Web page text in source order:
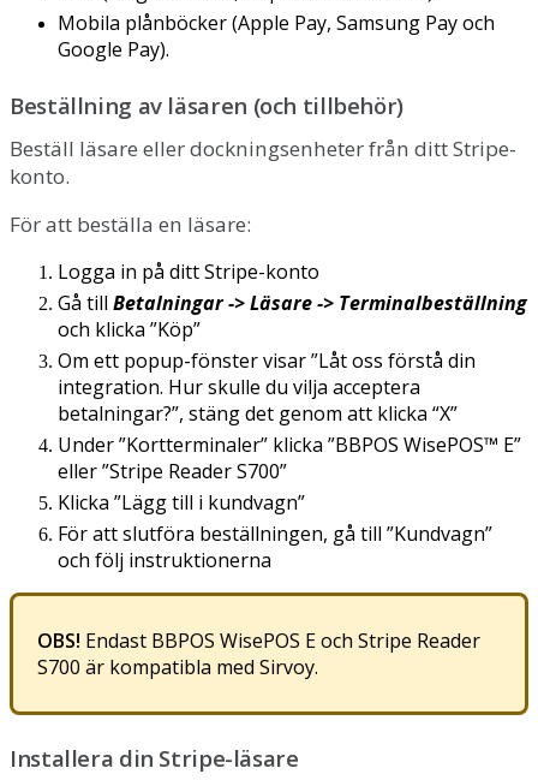
Mobila plånböcker(Apple Pay, Samsung Payoch
Google Pay).
Beställning av läsaren (och tillbehör)
Beställ läsare ellerdockningsenheterfrån dittStripe-
konto.
Föratt beställa en läsare:
Logga in på dittStripe-konto
Gå till Betalningar->Läsare-> Terminalbeställning
och klicka ”Köp”
Om ett popup-fönstervisar”Låtoss förstå din
integration. Hurskulle du vilja acceptera
betalningar?”, stängdet genom att klicka “X”
Under”Kortterminaler” klicka ”BBPOS WisePOS™ E”
eller”Stripe ReaderS700”
Klicka ”Läggtill i kundvagn”
Förattslutföra beställningen, gå till ”Kundvagn”
och följ instruktionerna
OBS! Endast BBPOS WisePOS Eoch Stripe Reader
S700 är kompatibla med Sirvoy.
Installera din Stripe-läsare